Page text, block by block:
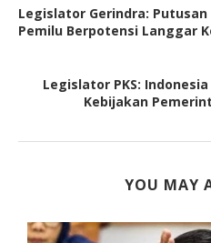
Legislator Gerindra: Putusan
Pemilu Berpotensi Langgar
Legislator PKS:
Kebijakan
YOU MAY